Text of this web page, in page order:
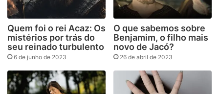
Quem foi o rei Acaz: Os
mistérios por trás do
seu reinado turbulento
6 de junho de 2023
O que sabemos sobre
Benjamim, o filho mais
novo de Jacó?
26 de abril de 2023